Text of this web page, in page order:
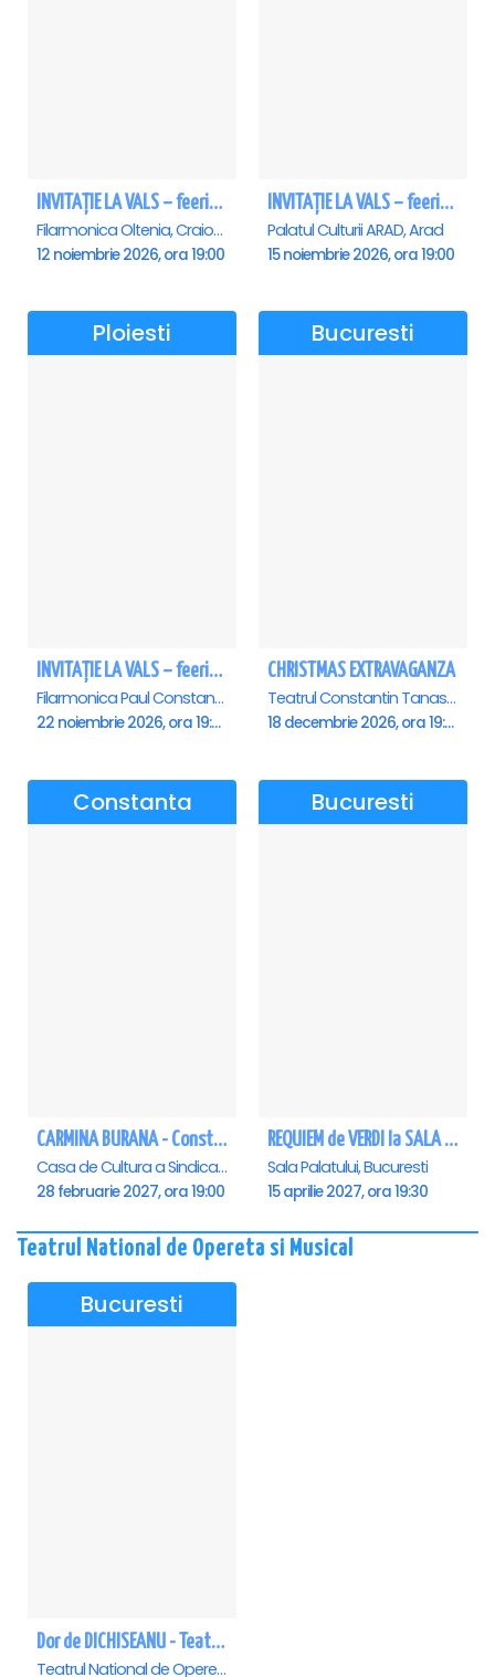
INVITAȚIE LA VALS – feerie de bal în paşi de dans - Craiova
Filarmonica Oltenia, Craiova
12 noiembrie 2026, ora 19:00
INVITAȚIE LA VALS – feerie de bal în paşi de dans - Arad
Palatul Culturii ARAD, Arad
15 noiembrie 2026, ora 19:00
Ploiesti
INVITAȚIE LA VALS – feerie de bal în paşi de dans - Ploiesti
Filarmonica Paul Constantinescu, Ploiesti
22 noiembrie 2026, ora 19:00
Bucuresti
CHRISTMAS EXTRAVAGANZA
Teatrul Constantin Tanase - Sala Savoy, Bucuresti
18 decembrie 2026, ora 19:00
Constanta
CARMINA BURANA - Constanta
Casa de Cultura a Sindicatelor - Sala Mare, Constanta
28 februarie 2027, ora 19:00
Bucuresti
REQUIEM de VERDI la SALA PALATULUI
Sala Palatului, Bucuresti
15 aprilie 2027, ora 19:30
Teatrul National de Opereta si Musical
Bucuresti
Dor de DICHISEANU - Teatrul Național de Operetă și Musical „Ion Dacian"
Teatrul National de Opereta si Musical Ion Dacian, Bucuresti